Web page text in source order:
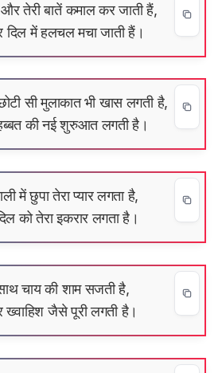
तेरी बातें कमाल कर जाती हैं,
दिल में हलचल मचा जाती हैं।
सी मुलाकात भी खास लगती है,
की नई शुरुआत लगती है।
में छुपा तेरा प्यार लगता है,
को तेरा इकरार लगता है।
चाय की शाम सजती है,
ख्वाहिश जैसे पूरी लगती है।